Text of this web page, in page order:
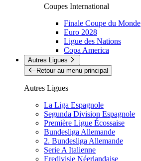
Coupes International
Finale Coupe du Monde
Euro 2028
Ligue des Nations
Copa America
Autres Ligues
Retour au menu principal
Autres Ligues
La Liga Espagnole
Segunda Division Espagnole
Première Ligue Écossaise
Bundesliga Allemande
2. Bundesliga Allemande
Serie A Italienne
Eredivisie Néerlandaise